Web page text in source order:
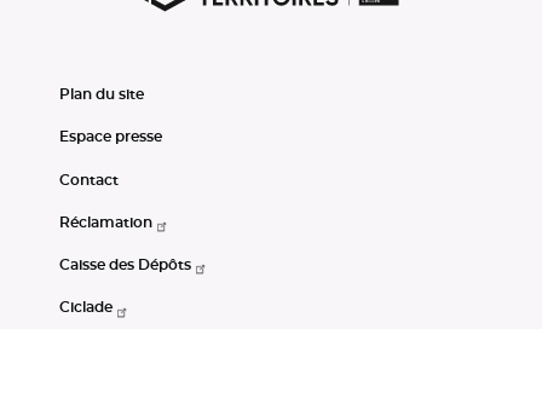
Plan du site
Espace presse
Contact
Réclamation
Caisse des Dépôts
Ciclade